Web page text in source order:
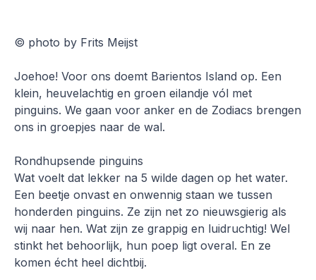
© photo by Frits Meijst
Joehoe! Voor ons doemt Barientos Island op. Een
klein, heuvelachtig en groen eilandje vól met
pinguins. We gaan voor anker en de Zodiacs brengen
ons in groepjes naar de wal.
Rondhupsende pinguins
Wat voelt dat lekker na 5 wilde dagen op het water.
Een beetje onvast en onwennig staan we tussen
honderden pinguins. Ze zijn net zo nieuwsgierig als
wij naar hen. Wat zijn ze grappig en luidruchtig! Wel
stinkt het behoorlijk, hun poep ligt overal. En ze
komen écht heel dichtbij.